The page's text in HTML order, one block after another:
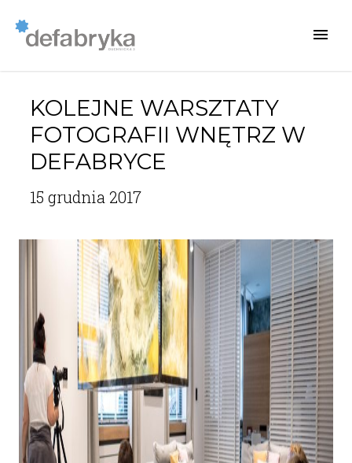
KOLEJNE WARSZTATY
FOTOGRAFII WNĘTRZ W
DEFABRYCE
15 grudnia 2017